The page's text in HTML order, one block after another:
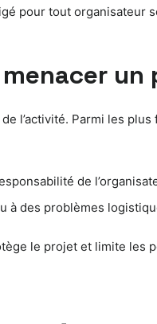
pour tout organisateur
un
l’activité. Parmi les
de
à des problèmes
le projet et limite